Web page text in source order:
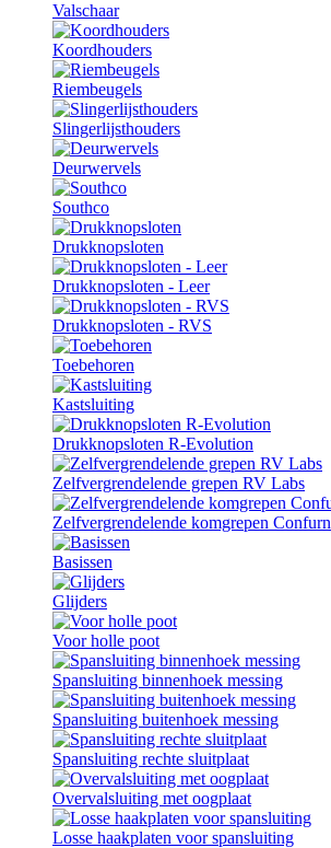
Valschaar
Koordhouders
Riembeugels
Slingerlijsthouders
Deurwervels
Southco
Drukknopsloten
Drukknopsloten - Leer
Drukknopsloten - RVS
Toebehoren
Kastsluiting
Drukknopsloten R-Evolution
Zelfvergrendelende grepen RV Labs
Zelfvergrendelende komgrepen Confurn
Basissen
Glijders
Voor holle poot
Spansluiting binnenhoek messing
Spansluiting buitenhoek messing
Spansluiting rechte sluitplaat
Overvalsluiting met oogplaat
Losse haakplaten voor spansluiting